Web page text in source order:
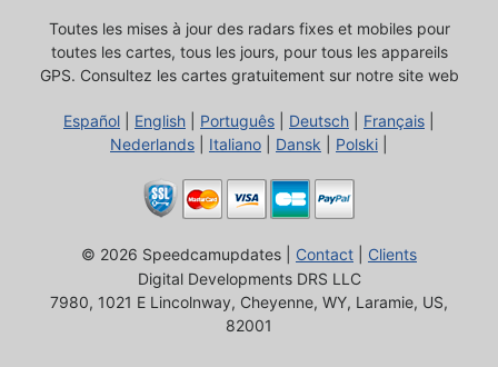
Toutes les mises à jour des radars fixes et mobiles pour
toutes les cartes, tous les jours, pour tous les appareils
GPS. Consultez les cartes gratuitement sur notre site web
Español English Português Deutsch Français
Nederlands
Italiano Dansk Polski
© 2026 Speedcamupdates | Contact
Clients
Digital Developments DRS LLC
7980, 1021 E Lincolnway, Cheyenne, WY, Laramie, US,
82001